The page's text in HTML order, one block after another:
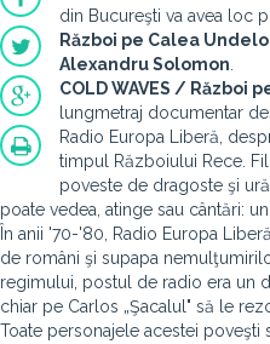
din Bucureşti va avea loc
Război pe Calea
Alexandru Solomon
COLD WAVES / Război
lungmetraj documentar
Radio Europa Liberă,
timpul Războiului Rece.
poveste de dragoste şi
poate vedea, atinge sau cântări:
În anii '70-'80, Radio Europa
de români şi supapa
regimului, postul de radio era un
chiar pe Carlos „Şacalul" să le
Toate personajele acestei poveşti